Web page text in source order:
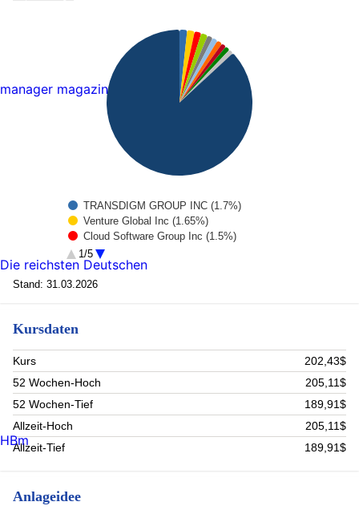
TRANSDIGM GROUP INC (1.7%)
Venture Global Inc (1.65%)
Cloud Software Group Inc (1.5%)
CHARTER COMMUNICATIONS INC (1.49%)
CAESARS ENTERTAINMENT INC (1.22%)
Sirius XM Inc (1.2%)
1/5
Stand: 31.03.2026
Kursdaten
Kurs
202,43$
52 Wochen-Hoch
205,11$
52 Wochen-Tief
189,91$
Allzeit-Hoch
205,11$
Allzeit-Tief
189,91$
Anlageidee
manager magazin
Die reichsten Deutschen
HBm